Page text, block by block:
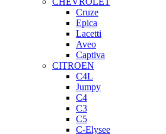
Cruze
Epica
Lacetti
Aveo
Captiva
CITROEN
C4L
Jumpy
C4
C3
C5
C-Elysee